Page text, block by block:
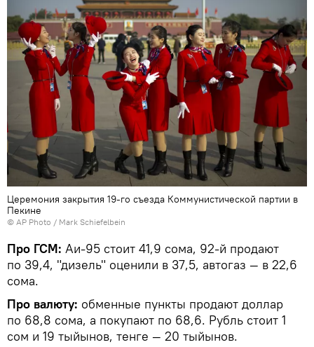
Церемония закрытия 19-го съезда Коммунистической партии в
Пекине
© AP Photo / Mark Schiefelbein
Про ГСМ: Аи-95 стоит 41,9 сома, 92-й продают
по 39,4, "дизель" оценили в 37,5, автогаз — в 22,6
сома.
Про валюту: обменные пункты продают доллар
по 68,8 сома, а покупают по 68,6. Рубль стоит 1
сом и 19 тыйынов, тенге — 20 тыйынов.